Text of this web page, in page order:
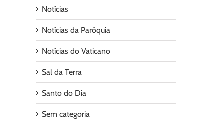
Notícias
Notícias da Paróquia
Notícias do Vaticano
Sal da Terra
Santo do Dia
Sem categoria